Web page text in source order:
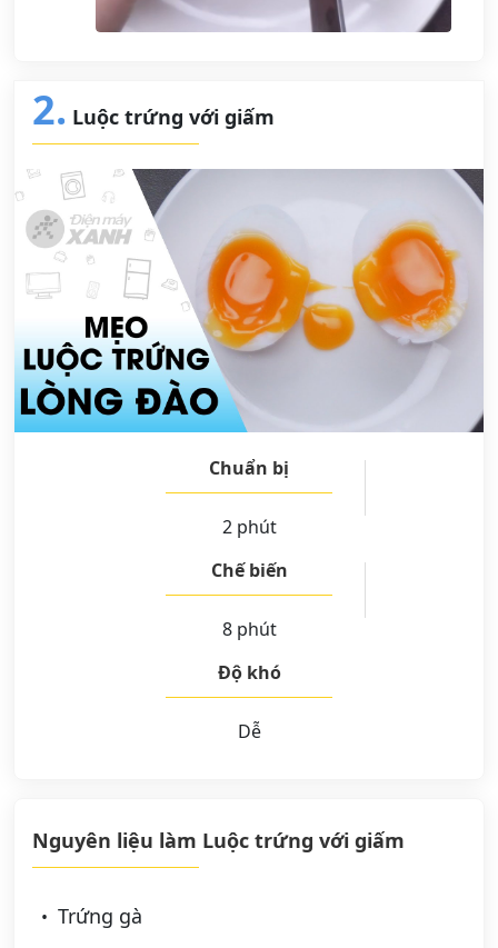
2. Luộc trứng với giấm
Chuẩn bị
2 phút
Chế biến
8 phút
Độ khó
Dễ
Nguyên liệu làm Luộc trứng với giấm
Trứng gà